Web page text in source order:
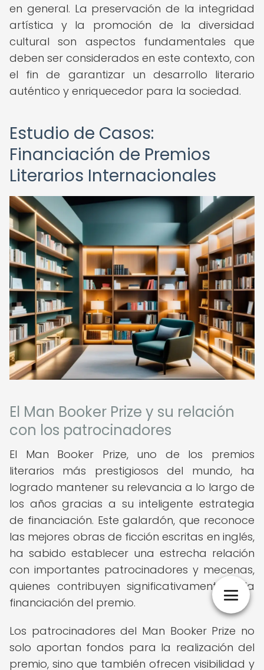
en general. La preservación de la integridad
artística y la promoción de la diversidad
cultural son aspectos fundamentales que
deben ser considerados en este contexto, con
el fin de garantizar un desarrollo literario
auténtico y enriquecedor para la sociedad.
Estudio de Casos:
Financiación de Premios
Literarios Internacionales
El Man Booker Prize y su relación
con los patrocinadores
El Man Booker Prize, uno de los premios
literarios más prestigiosos del mundo, ha
logrado mantener su relevancia a lo largo de
los años gracias a su inteligente estrategia
de financiación. Este galardón, que reconoce
las mejores obras de ficción escritas en inglés,
ha sabido establecer una estrecha relación
con importantes patrocinadores y mecenas,
quienes contribuyen significativamente a la
financiación del premio.
Los patrocinadores del Man Booker Prize no
solo aportan fondos para la realización del
premio, sino que también ofrecen visibilidad y